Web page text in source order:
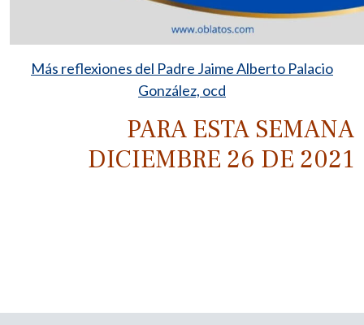
Más reflexiones del Padre Jaime Alberto Palacio
González, ocd
PARA ESTA SEMANA
DICIEMBRE 26 DE 2021